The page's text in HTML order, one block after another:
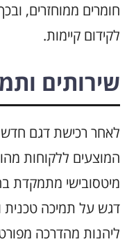
חומרים ממוחזרים,
לקידום קיימות.
שירותים
לאחר רכישת דגם חדש
המוצעים ללקוחות
מיטסובישי מתמקדת
דגש על תמיכה טכנית
ליהנות מהדרכה